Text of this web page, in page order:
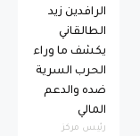
الرافدين زيد
الطالقاني
يكشف ما وراء
الحرب السرية
ضده والدعم
المالي
رئيس مركز